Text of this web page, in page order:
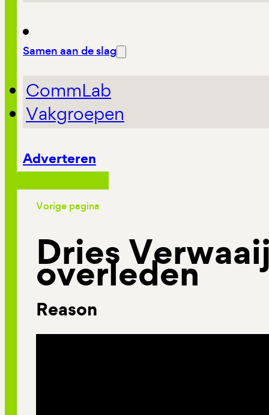
Samen aan de slag
CommLab
Vakgroepen
Adverteren
Vorige pagina
Dries
overleden
Reason